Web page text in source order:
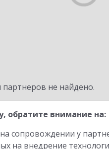
не найдено.
обратите внимание на:
сопровождении у
на внедрение